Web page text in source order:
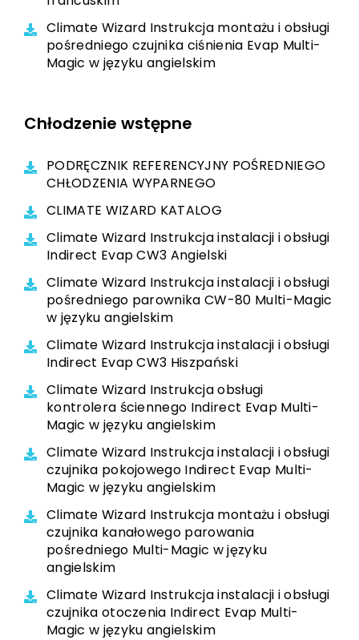
Climate Wizard Instrukcja montażu i obsługi
pośredniego czujnika ciśnienia Evap Multi-
Magic w języku angielskim
Chłodzenie wstępne
PODRĘCZNIK REFERENCYJNY POŚREDNIEGO
CHŁODZENIA WYPARNEGO
CLIMATE WIZARD KATALOG
Climate Wizard Instrukcja instalacji i obsługi
Indirect Evap CW3 Angielski
Climate Wizard Instrukcja instalacji i obsługi
pośredniego parownika CW-80 Multi-Magic
w języku angielskim
Climate Wizard Instrukcja instalacji i obsługi
Indirect Evap CW3 Hiszpański
Climate Wizard Instrukcja obsługi
kontrolera ściennego Indirect Evap Multi-
Magic w języku angielskim
Climate Wizard Instrukcja instalacji i obsługi
czujnika pokojowego Indirect Evap Multi-
Magic w języku angielskim
Climate Wizard Instrukcja montażu i obsługi
czujnika kanałowego parowania
pośredniego Multi-Magic w języku
angielskim
Climate Wizard Instrukcja instalacji i obsługi
czujnika otoczenia Indirect Evap Multi-
Magic w języku angielskim